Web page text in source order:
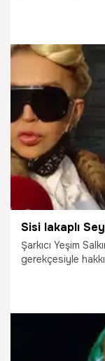
iddianame
2.01.2021 Magazin
Şarkıcı Yeşim
gerekçesiyle